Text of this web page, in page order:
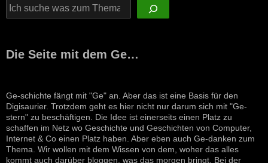
Die Seite mit dem Ge…
Ge-schichte fängt mit "Ge" an. Aber das ist eine Basis für den
Digisaurier. Trotzdem geht es hier nicht nur darum sich mit "Ge-
stern" zu beschäftigen. Die Idee ist einerseits einen Platz zu
schaffen im Netz wo Geschichte und Geschichten von Computer,
Internet & Co einen Platz haben. Aber eben auch Ge-danken zum
Thema. Wir wollen mit dem Wissen von dem, woher das alles
kommt auch darüber bloggen, was das morgen bringt. Bei der